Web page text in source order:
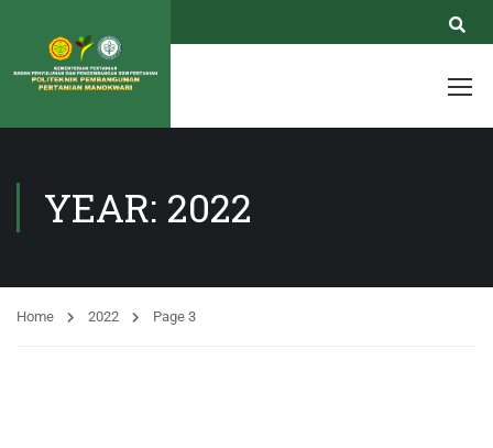
YEAR: 2022
Home 2022 Page 3